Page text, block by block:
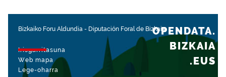
Bizkaiko Foru Aldundia - Diputación Foral de Bizkaia
Irisgarritasuna
Web mapa
Lege-oharra
OPENDATA.
BIZKAIA
.EUS